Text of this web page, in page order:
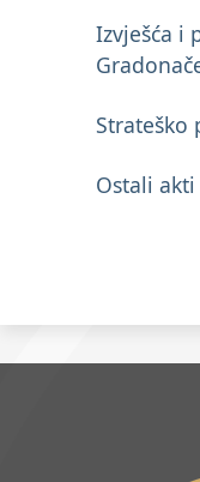
Izvješća i
Strateško
Ostali akti